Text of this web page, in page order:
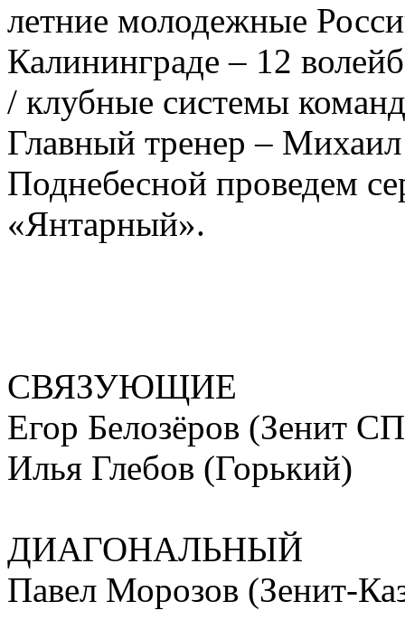
летние молодежные
Калининграде – 12
/ клубные системы
Главный тренер –
Поднебесной проведем
«Янтарный».
СВЯЗУЮЩИЕ
Егор Белозёров (Зенит
Илья Глебов (Горький)
ДИАГОНАЛЬНЫЙ
Павел Морозов (Зенит-